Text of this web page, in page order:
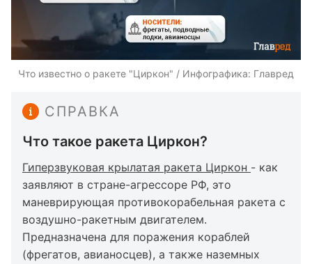
Что известно о ракете "Циркон" / Инфографика: Главред
СПРАВКА
Что такое ракета Циркон?
Гиперзвуковая крылатая ракета Циркон - как
заявляют в стране-агрессоре РФ, это
маневрирующая противокорабельная ракета с
воздушно-ракетным двигателем.
Предназначена для поражения кораблей
(фрегатов, авианосцев), а также наземных